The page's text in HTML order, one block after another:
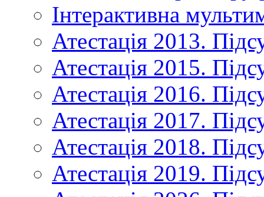
Інтерактивна
Атестація 2013.
Атестація 2015.
Атестація 2016.
Атестація 2017.
Атестація 2018.
Атестація 2019.